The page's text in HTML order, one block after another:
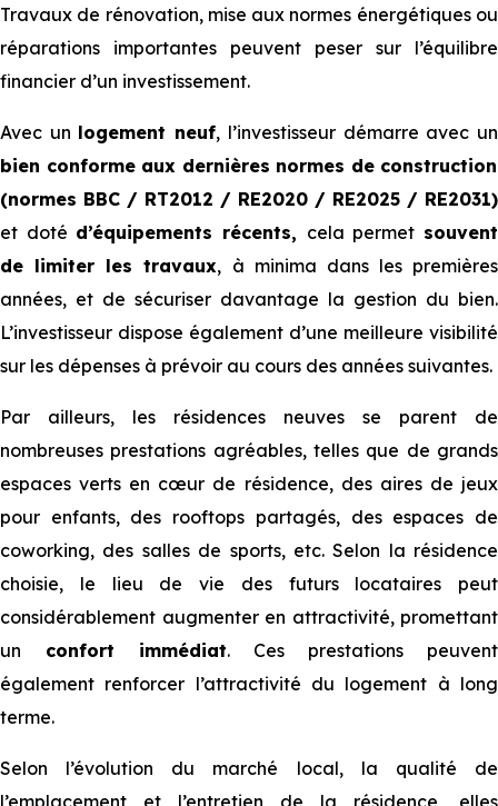
Travaux de rénovation, mise aux normes énergétiques ou
réparations importantes peuvent peser sur l’équilibre
financier d’un investissement.
Avec un logement neuf, l’investisseur démarre avec un
bien conforme aux dernières normes de construction
(normes BBC / RT2012 / RE2020 / RE2025 / RE2031)
et doté d’équipements récents, cela permet souvent
de limiter les travaux, à minima dans les premières
années, et de sécuriser davantage la gestion du bien.
L’investisseur dispose également d’une meilleure visibilité
sur les dépenses à prévoir au cours des années suivantes.
Par ailleurs, les résidences neuves se parent de
nombreuses prestations agréables, telles que de grands
espaces verts en cœur de résidence, des aires de jeux
pour enfants, des rooftops partagés, des espaces de
coworking, des salles de sports, etc. Selon la résidence
choisie, le lieu de vie des futurs locataires peut
considérablement augmenter en attractivité, promettant
un confort immédiat. Ces prestations peuvent
également renforcer l’attractivité du logement à long
terme.
Selon l’évolution du marché local, la qualité de
l’emplacement et l’entretien de la résidence, elles